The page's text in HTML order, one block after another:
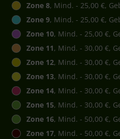
Zone 8, Mind. - 25,00 €,
Zone 9, Mind. - 25,00 €,
Zone 10, Mind. - 25,00 €,
Zone 11, Mind. - 30,00 €,
Zone 12, Mind. - 30,00 €,
Zone 13, Mind. - 30,00 €,
Zone 14, Mind. - 30,00 €,
Zone 15, Mind. - 30,00 €,
Zone 16, Mind. - 50,00 €,
Zone 17, Mind. - 50,00 €,